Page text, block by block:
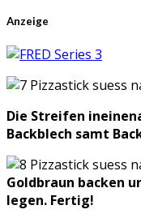
Anzeige
Die Streifen
Backblech samt
Goldbraun backen
legen. Fertig!